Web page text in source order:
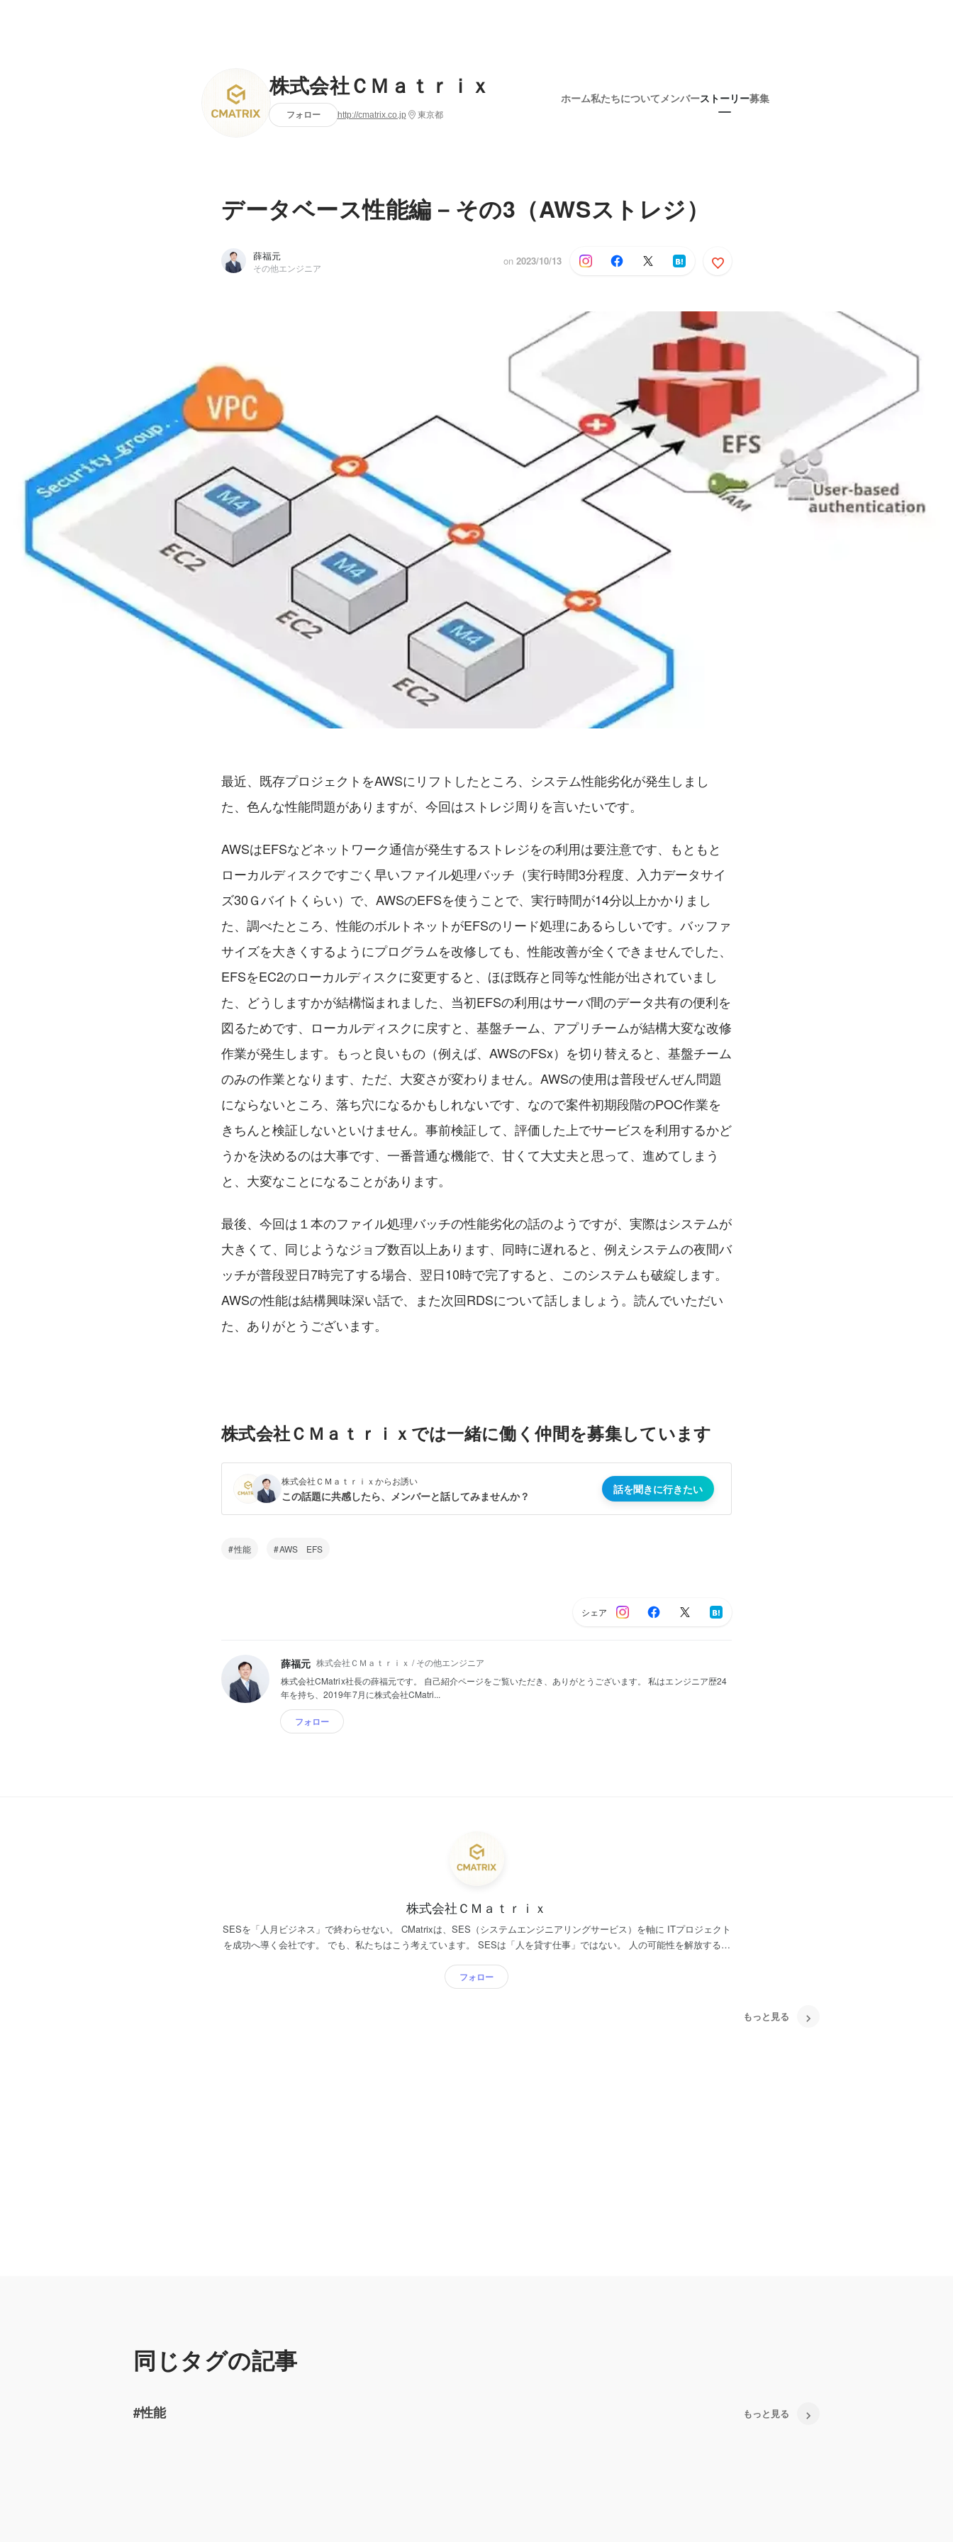
株式会社ＣＭａｔｒｉｘ
フォロー http://cmatrix.co.jp 東京都
ホーム私たちについて メンバーストーリー募集
データベース性能編－その3（AWSストレジ）
薛福元
その他エンジニア
on 2023/10/13
最近、既存プロジェクトをAWSにリフトしたところ、システム性能劣化が発生しまし
た、色んな性能問題がありますが、今回はストレジ周りを言いたいです。
AWSはEFSなどネットワーク通信が発生するストレジをの利用は要注意です、もともと
ローカルディスクですごく早いファイル処理バッチ（実行時間3分程度、入力データサイ
ズ30Ｇバイトくらい）で、AWSのEFSを使うことで、実行時間が14分以上かかりまし
た、調べたところ、性能のボルトネットがEFSのリード処理にあるらしいです。バッファ
サイズを大きくするようにプログラムを改修しても、性能改善が全くできませんでした、
EFSをEC2のローカルディスクに変更すると、ほぼ既存と同等な性能が出されていまし
た、どうしますかが結構悩まれました、当初EFSの利用はサーバ間のデータ共有の便利を
図るためです、ローカルディスクに戻すと、基盤チーム、アプリチームが結構大変な改修
作業が発生します。もっと良いもの（例えば、AWSのFSx）を切り替えると、基盤チーム
のみの作業となります、ただ、大変さが変わりません。AWSの使用は普段ぜんぜん問題
にならないところ、落ち穴になるかもしれないです、なので案件初期段階のPOC作業を
きちんと検証しないといけません。事前検証して、評価した上でサービスを利用するかど
うかを決めるのは大事です、一番普通な機能で、甘くて大丈夫と思って、進めてしまう
と、大変なことになることがあります。
最後、今回は１本のファイル処理バッチの性能劣化の話のようですが、実際はシステムが
大きくて、同じようなジョブ数百以上あります、同時に遅れると、例えシステムの夜間バ
ッチが普段翌日7時完了する場合、翌日10時で完了すると、このシステムも破綻します。
AWSの性能は結構興味深い話で、また次回RDSについて話しましょう。読んでいただい
た、ありがとうございます。
株式会社ＣＭａｔｒｉｘでは一緒に働く仲間を募集しています
株式会社ＣＭａｔｒｉｘからお誘い
この話題に共感したら、メンバーと話してみませんか？ 話を聞きに行きたい
性能 AWS EFS
シェア
薛福元 株式会社ＣＭａｔｒｉｘ / その他エンジニア
株式会社CMatrix社長の薛福元です。 自己紹介ページをご覧いただき、ありがとうございます。 私はエンジニア歴24
年を持ち、2019年7月に株式会社CMatri...
フォロー
株式会社ＣＭａｔｒｉｘ
SESを「人月ビジネス」で終わらせない。 CMatrixは、SES（システムエンジニアリングサービス）を軸に ITプロジェクト
を成功へ導く会社です。 でも、私たちはこう考えています。 SESは「人を貸す仕事」ではない。 人の可能性を解放する仕
を創っています。
フォロー
もっと見る
同じタグの記事
#性能 もっと見る